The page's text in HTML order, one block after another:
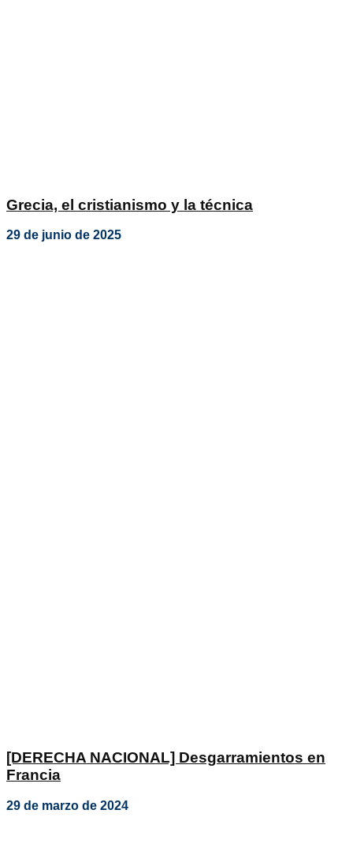
Grecia, el cristianismo y la técnica
29 de junio de 2025
[DERECHA NACIONAL] Desgarramientos en
Francia
29 de marzo de 2024